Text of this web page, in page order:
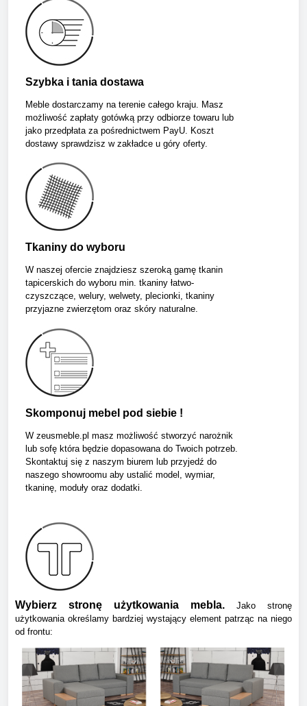
Szybka i tania dostawa
Meble dostarczamy na terenie całego kraju. Masz
możliwość zapłaty gotówką przy odbiorze towaru lub
jako przedpłata za pośrednictwem PayU. Koszt
dostawy sprawdzisz w zakładce u góry oferty.
Tkaniny do wyboru
W naszej ofercie znajdziesz szeroką gamę tkanin
tapicerskich do wyboru min. tkaniny łatwo-
czyszczące, welury, welwety, plecionki, tkaniny
przyjazne zwierzętom oraz skóry naturalne.
Skomponuj mebel pod siebie !
W zeusmeble.pl masz możliwość stworzyć narożnik
lub sofę która będzie dopasowana do Twoich potrzeb.
Skontaktuj się z naszym biurem lub przyjedź do
naszego showroomu aby ustalić model, wymiar,
tkaninę, moduły oraz dodatki.
Wybierz stronę użytkowania mebla.
Jako stronę
użytkowania określamy bardziej wystający element patrząc na niego
od frontu: